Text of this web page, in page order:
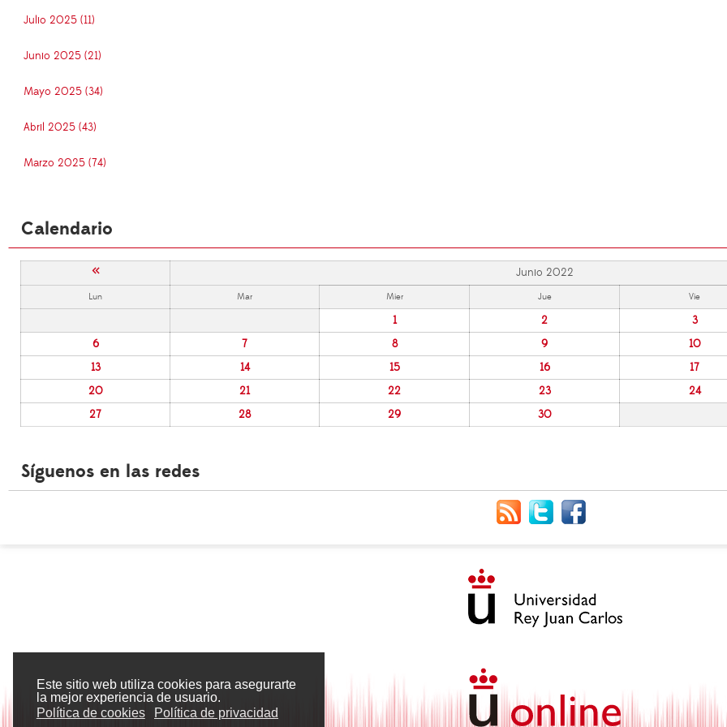
Este sitio web utiliza cookies para asegurarte
la mejor experiencia de usuario.
Política de cookies
Política de privacidad
Julio 2025 (11)
Junio 2025 (21)
Mayo 2025 (34)
Abril 2025 (43)
Marzo 2025 (74)
Calendario
« Junio 2022
Lun Mar Mier Jue Vie
1 2 3
6
7 8 9 10
13
14 15 16 17
20
21 22 23 24
27
28 29 30
Síguenos en las redes